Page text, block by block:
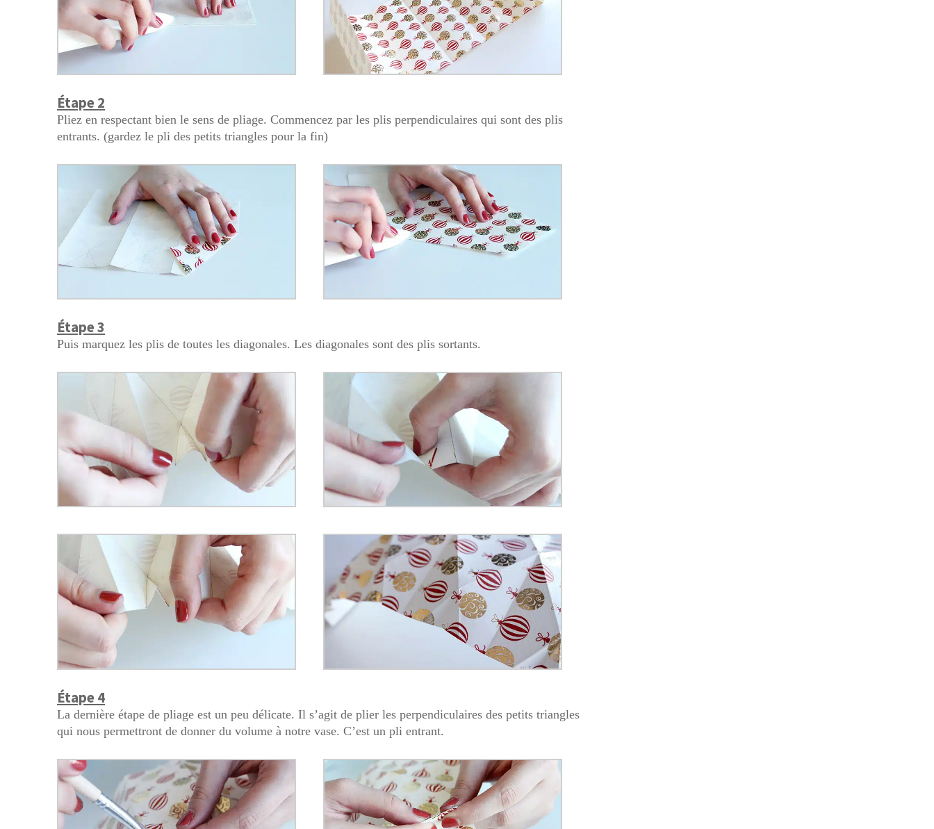
Étape 2
Pliez en respectant bien le sens de pliage. Commencez par les plis perpendiculaires qui sont des plis
entrants. (gardez le pli des petits triangles pour la fin)
Étape 3
Puis marquez les plis de toutes les diagonales. Les diagonales sont des plis sortants.
Étape 4
La dernière étape de pliage est un peu délicate. Il s’agit de plier les perpendiculaires des petits triangles
qui nous permettront de donner du volume à notre vase. C’est un pli entrant.